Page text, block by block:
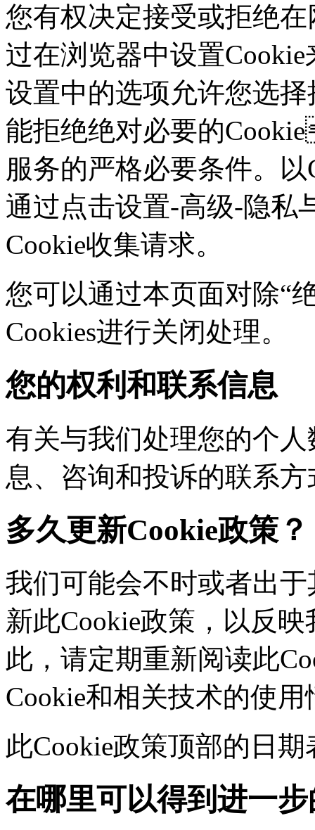
您有权决定接受或拒绝
过在浏览器中设置
设置中的选项允许您选
能拒绝绝对必要的
服务的严格必要条件。以
通过点击设置-高级-隐私
Cookie收集请求。
您可以通过本页面对除“
Cookies进行关闭处理。
您的权利和联系信息
有关与我们处理您的个
息、咨询和投诉的联系
多久更新Cookie政策？
我们可能会不时或者出于
新此Cookie政策，以
此，请定期重新阅读此
Cookie和相关技术的使用
此Cookie政策顶部的日
在哪里可以得到进一